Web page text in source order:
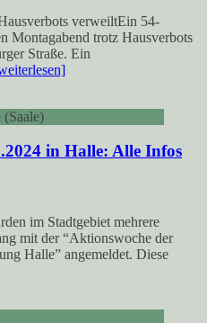
verweiltEin 54-
Montagabend trotz Hausverbots
Straße. Ein
(Saale)
in Halle: Alle Infos
im Stadtgebiet mehrere
mit der “Aktionswoche der
Halle” angemeldet. Diese